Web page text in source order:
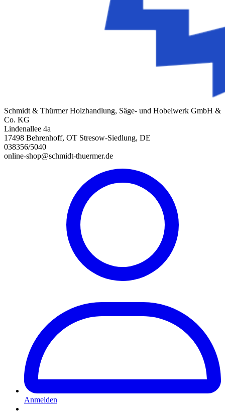
Schmidt & Thürmer Holzhandlung, Säge- und Hobelwerk GmbH &
Co. KG
Lindenallee 4a
17498 Behrenhoff, OT Stresow-Siedlung, DE
038356/5040
online-shop@schmidt-thuermer.de
Anmelden